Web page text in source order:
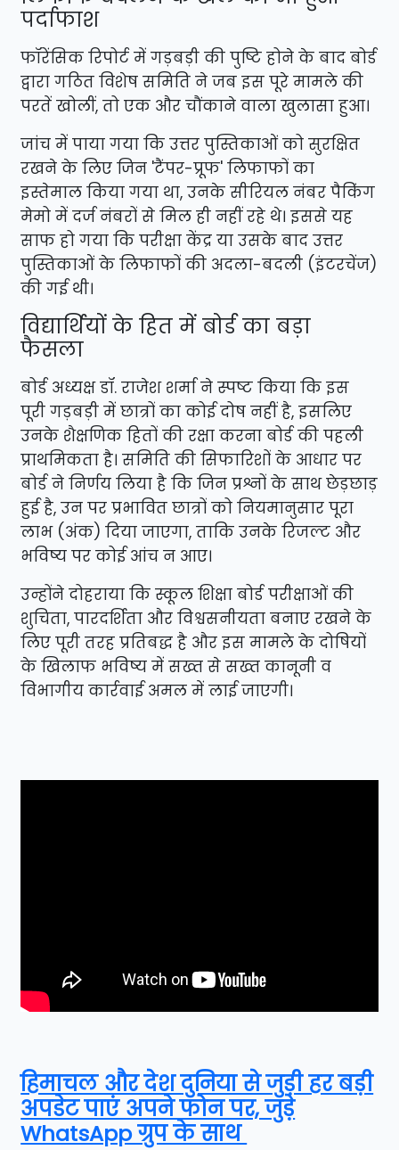
पर्दाफाश
​फॉरेंसिक रिपोर्ट में गड़बड़ी की पुष्टि होने के बाद बोर्ड
द्वारा गठित विशेष समिति ने जब इस पूरे मामले की
परतें खोलीं, तो एक और चौंकाने वाला खुलासा हुआ।
जांच में पाया गया कि उत्तर पुस्तिकाओं को सुरक्षित
रखने के लिए जिन 'टैंपर-प्रूफ' लिफाफों का
इस्तेमाल किया गया था, उनके सीरियल नंबर पैकिंग
मेमो में दर्ज नंबरों से मिल ही नहीं रहे थे। इससे यह
साफ हो गया कि परीक्षा केंद्र या उसके बाद उत्तर
पुस्तिकाओं के लिफाफों की अदला-बदली (इंटरचेंज)
की गई थी।
​विद्यार्थियों के हित में बोर्ड का बड़ा
फैसला
​बोर्ड अध्यक्ष डॉ. राजेश शर्मा ने स्पष्ट किया कि इस
पूरी गड़बड़ी में छात्रों का कोई दोष नहीं है, इसलिए
उनके शैक्षणिक हितों की रक्षा करना बोर्ड की पहली
प्राथमिकता है। समिति की सिफारिशों के आधार पर
बोर्ड ने निर्णय लिया है कि जिन प्रश्नों के साथ छेड़छाड़
हुई है, उन पर प्रभावित छात्रों को नियमानुसार पूरा
लाभ (अंक) दिया जाएगा, ताकि उनके रिजल्ट और
भविष्य पर कोई आंच न आए।
उन्होंने दोहराया कि स्कूल शिक्षा बोर्ड परीक्षाओं की
शुचिता, पारदर्शिता और विश्वसनीयता बनाए रखने के
लिए पूरी तरह प्रतिबद्ध है और इस मामले के दोषियों
के खिलाफ भविष्य में सख्त से सख्त कानूनी व
विभागीय कार्रवाई अमल में लाई जाएगी।
हिमाचल और देश दुनिया से जुड़ी हर बड़ी
अपडेट पाएं अपने फोन पर, जुड़े
WhatsApp ग्रुप के साथ